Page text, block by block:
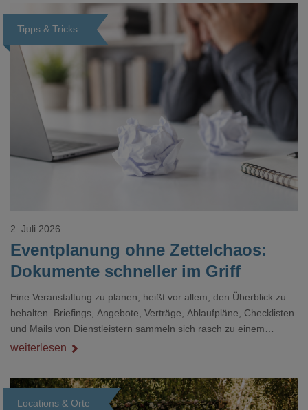
Tipps & Tricks
Loading...
Eventplanung ohne Zettelchaos:
Dokumente schneller im Griff
2. Juli 2026
Eine Veranstaltung zu planen, heißt vor allem, den Überblick zu
behalten. Briefings, Angebote, Verträge, Ablaufpläne, Checklisten
und Mails von Dienstleistern sammeln sich rasch zu einem
unübersichtlichen Stapel. Wer schon einmal kurz vor einem Event
Dokument gesucht hat, kennt das mulmige Gefühl.
weiterlesen
Locations & Orte